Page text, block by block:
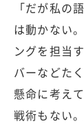
「だが私の
は動かない
ングを担当
バーなどた
懸命に考え
戦術もない。